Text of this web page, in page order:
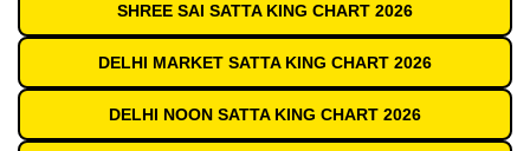
SHREE SAI SATTA KING CHART 2026
DELHI MARKET SATTA KING CHART 2026
DELHI NOON SATTA KING CHART 2026